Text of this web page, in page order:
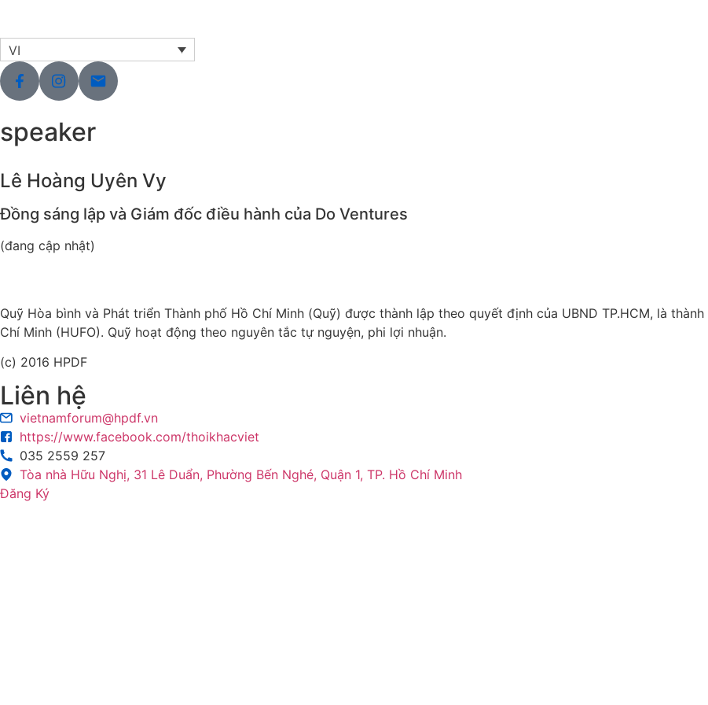
VI
speaker
Lê Hoàng Uyên Vy
Đồng sáng lập và Giám đốc điều hành của Do Ventures
(đang cập nhật)
Quỹ Hòa bình và Phát triển Thành phố Hồ Chí Minh (Quỹ) được thành lập theo quyết định của UBND TP.HCM, là
Chí Minh (HUFO). Quỹ hoạt động theo nguyên tắc tự nguyện, phi lợi nhuận.
(c) 2016 HPDF
Liên hệ
vietnamforum@hpdf.vn
https://www.facebook.com/thoikhacviet
035 2559 257
Tòa nhà Hữu Nghị, 31 Lê Duẩn, Phường Bến Nghé, Quận 1, TP. Hồ Chí Minh
Đăng Ký